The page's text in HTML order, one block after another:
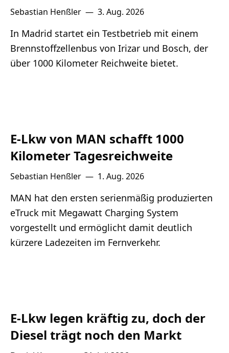
Sebastian Henßler — 3. Aug. 2026
In Madrid startet ein Testbetrieb mit einem
Brennstoffzellenbus von Irizar und Bosch, der
über 1000 Kilometer Reichweite bietet.
E-Lkw von MAN schafft 1000
Kilometer Tagesreichweite
Sebastian Henßler — 1. Aug. 2026
MAN hat den ersten serienmäßig produzierten
eTruck mit Megawatt Charging System
vorgestellt und ermöglicht damit deutlich
kürzere Ladezeiten im Fernverkehr.
E-Lkw legen kräftig zu, doch der
Diesel trägt noch den Markt